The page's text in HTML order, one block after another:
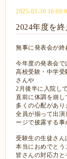
2025-03-30
2024年度を終
無事に発表会が終
今年度の発表会で
高校受験・中学
さんや
2月後半に入院し
直前に体調を崩
多くの心配があり
全員が揃って出
ージで披露する事
受験生の生徒さん
本当におめでとう
皆さんの対応力と